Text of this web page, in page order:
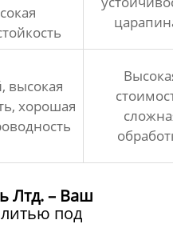
высокая
хорошая
Лтд. – Ваш
литью под